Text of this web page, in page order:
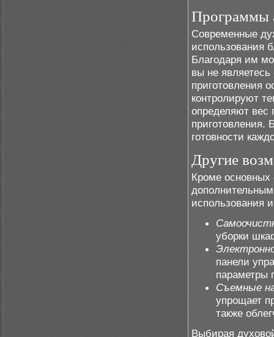
Программы
Современные
использования
Благодаря им
вы не
приготовления
контролируют
определяют вес
приготовления.
готовности
Другие
Кроме
использования
уборки
панели
параметры
Съемные
упрощает
также
Выбирая